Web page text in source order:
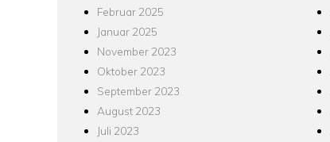
Februar 2025
Januar 2025
November 2023
Oktober 2023
September 2023
August 2023
Juli 2023